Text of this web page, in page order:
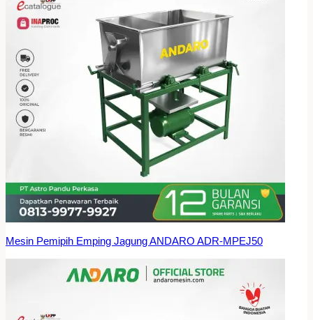
Mesin Pemipih Emping Jagung ANDARO ADR-MPEJ50